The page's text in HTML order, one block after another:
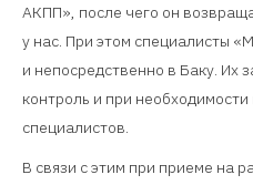
АКПП», после чего он
у нас. При этом специалисты
и непосредственно в Баку. Их
контроль и при
специалистов.
В связи с этим при приеме на